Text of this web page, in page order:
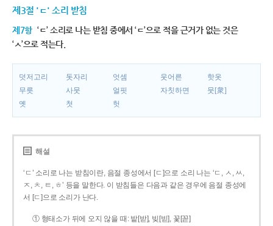
제3절 'ㄷ' 소리 받침
제7항 ‘ㄷ’ 소리로 나는 받침 중에서 ‘ㄷ’으로 적을 근거가 없는 것은
‘ㅅ’으로 적는다.
덧저고리 돗자리 엇셈 웃어른
핫옷
무릇
사뭇 얼핏 자칫하면
뭇[衆]
옛
첫 헛
해설
‘ㄷ’ 소리로 나는 받침이란, 음절 종성에서 [ㄷ]으로 소리 나는 ‘ㄷ, ㅅ, ㅆ,
ㅈ, ㅊ, ㅌ, ㅎ’ 등을 말한다. 이 받침들은 다음과 같은 경우에 음절 종성에
서 [ㄷ]으로 소리가 난다.
① 형태소가 뒤에 오지 않을 때: 밭[받], 빚[빋], 꽃[꼳]